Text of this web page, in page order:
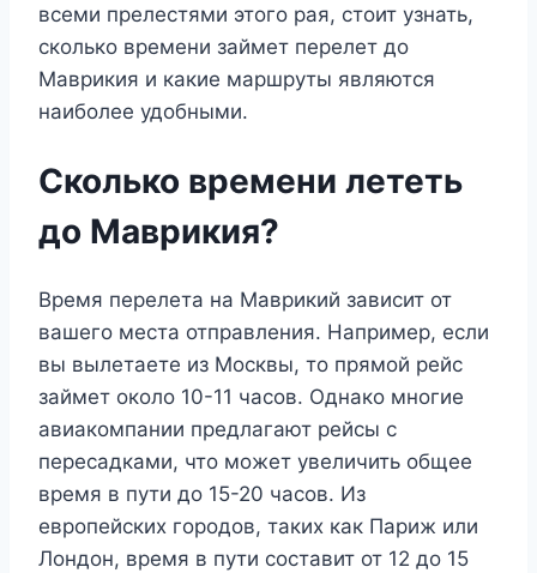
всеми прелестями этого рая, стоит узнать,
сколько времени займет перелет до
Маврикия и какие маршруты являются
наиболее удобными.
Сколько времени лететь
до Маврикия?
Время перелета на Маврикий зависит от
вашего места отправления. Например, если
вы вылетаете из Москвы, то прямой рейс
займет около 10-11 часов. Однако многие
авиакомпании предлагают рейсы с
пересадками, что может увеличить общее
время в пути до 15-20 часов. Из
европейских городов, таких как Париж или
Лондон, время в пути составит от 12 до 15